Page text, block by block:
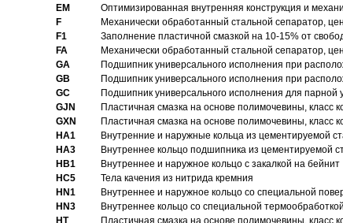
EM
Оптимизированная внутренняя конструкция и
F
Механически обработанный стальной сепаратор,
F1
Заполнение пластичной смазкой на 10-15% от
FA
Механически обработанный стальной сепаратор,
GA
Подшипник универсального исполнения при
GB
Подшипник универсального исполнения при
GC
Подшипник универсального исполнения для
GJN
Пластичная смазка на основе полимочевины, класс
GXN
Пластичная смазка на основе полимочевины, класс
HA1
Внутренние и наружные кольца из цементируемой
HA3
Bнутреннее кольцо подшипника из цементируемой
HB1
Bнутреннее и наружное кольцо с закалкой на бейнит
HC5
Тела качения из нитрида кремния
HN1
Bнутреннее и наружное кольцо со специальной
HN3
Внутреннее кольцо со специальной
HT
Пластичная смазка на основе полимочевины, класс